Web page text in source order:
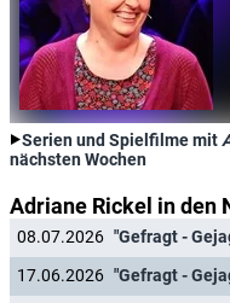
Serien und Spielfilme mit
nächsten Wochen
Adriane Rickel in den
08.07.2026
17.06.2026